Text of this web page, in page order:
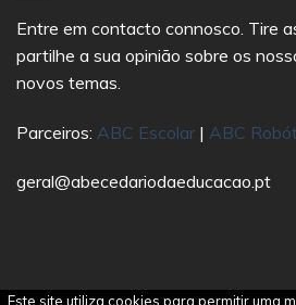
Entre em contacto connosco. Tire
partilhe a sua opinião sobre os
novos temas.
Parceiros: ABC Escolar | ABC
geral@abecedariodaeducacao.pt
Este site utiliza cookies para permitir uma